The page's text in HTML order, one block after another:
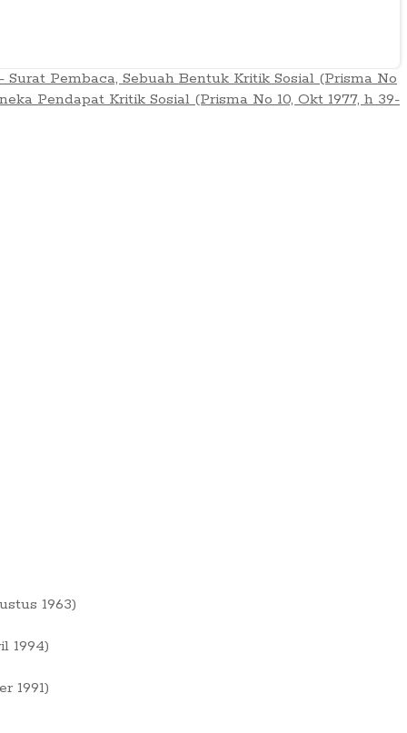
Surat Pembaca, Sebuah Bentuk Kritik Sosial (Prisma No
Pendapat Kritik Sosial (Prisma No 10, Okt 1977, h 39-
1963)
1994)
1991)